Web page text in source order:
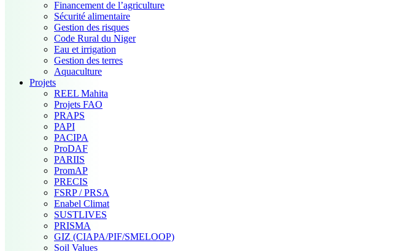
Financement de l’agriculture
Sécurité alimentaire
Gestion des risques
Code Rural du Niger
Eau et irrigation
Gestion des terres
Aquaculture
Projets
REEL Mahita
Projets FAO
PRAPS
PAPI
PACIPA
ProDAF
PARIIS
PromAP
PRECIS
FSRP / PRSA
Enabel Climat
SUSTLIVES
PRISMA
GIZ (CIAPA/PIF/SMELOOP)
Soil Values